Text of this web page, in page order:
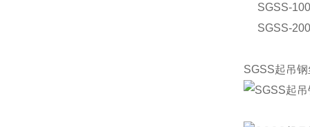
SGSS-100
SGSS-200
SGSS起吊